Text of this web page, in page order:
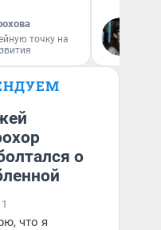
точку на
о
1
что я